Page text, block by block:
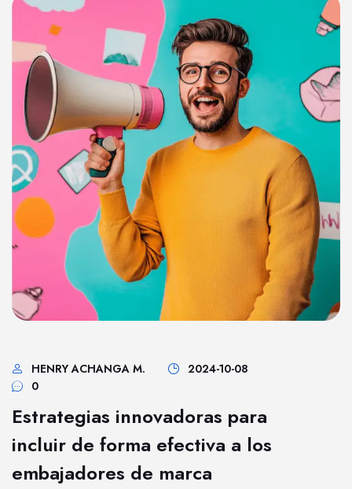
HENRY ACHANGA M.
2024-10-08
0
Estrategias innovadoras para
incluir de forma efectiva a los
embajadores de marca